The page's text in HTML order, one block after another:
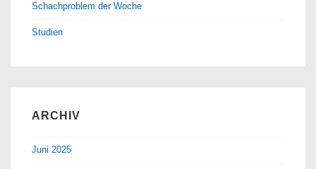
Schachproblem der Woche
Studien
ARCHIV
Juni 2025